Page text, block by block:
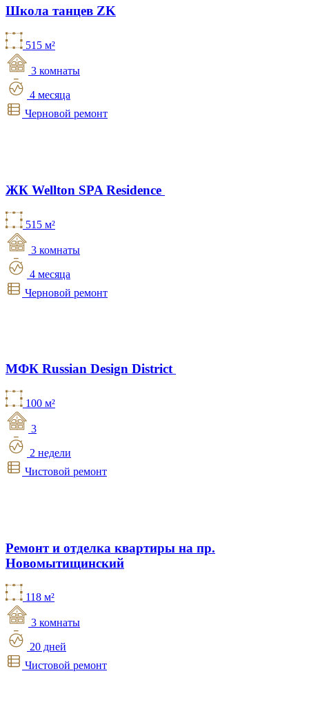
Школа танцев ZK
515 м²
3 комнаты
4 месяца
Черновой ремонт
ЖК Wellton SPA Residence
515 м²
3 комнаты
4 месяца
Черновой ремонт
МФК Russian Design District
100 м²
3
2 недели
Чистовой ремонт
Ремонт и отделка квартиры на пр.
Новомытищинский
118 м²
3 комнаты
20 дней
Чистовой ремонт